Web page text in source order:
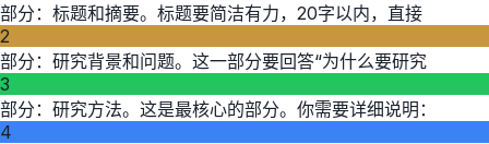
部分：标题和摘要。标题要简洁有力，20字以内，直接
2
部分：研究背景和问题。这一部分要回答“为什么要研究
3
部分：研究方法。这是最核心的部分。你需要详细说明：
4